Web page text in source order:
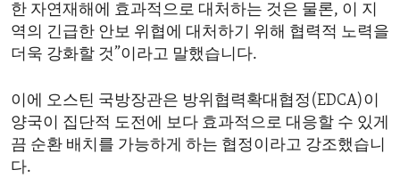
한 자연재해에 효과적으로 대처하는 것은 물론, 이 지
역의 긴급한 안보 위협에 대처하기 위해 협력적 노력을
더욱 강화할 것”이라고 말했습니다.
이에 오스틴 국방장관은 방위협력확대협정(EDCA)이
양국이 집단적 도전에 보다 효과적으로 대응할 수 있게
끔 순환 배치를 가능하게 하는 협정이라고 강조했습니
다.